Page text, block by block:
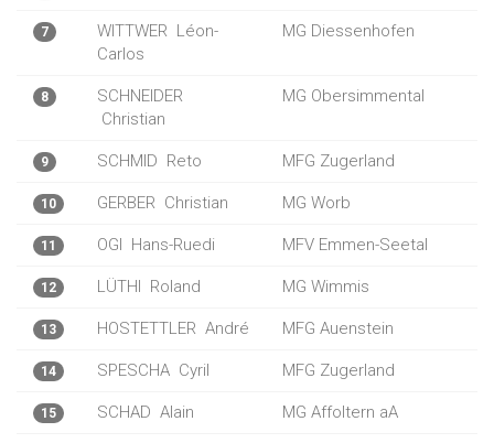
7 WITTWER Léon-
Carlos
MG Diessenhofen
8
SCHNEIDER
Christian
MG Obersimmental
9 SCHMID Reto MFG Zugerland
10 GERBER Christian MG Worb
11 OGI Hans-Ruedi MFV Emmen-Seetal
12 LÜTHI Roland MG Wimmis
13 HOSTETTLER André MFG Auenstein
14 SPESCHA Cyril MFG Zugerland
15 SCHAD Alain MG Affoltern aA